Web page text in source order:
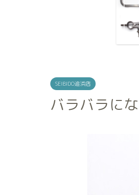
SEIBIDO追浜店
バラバラに